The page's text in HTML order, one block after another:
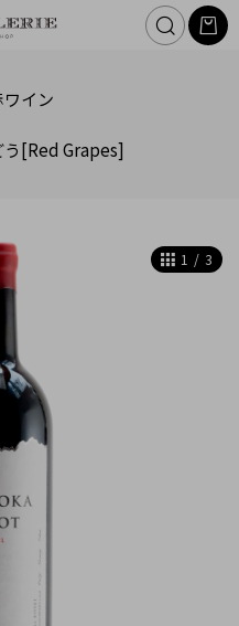
ワイン
う[Red Grapes]
1 / 3